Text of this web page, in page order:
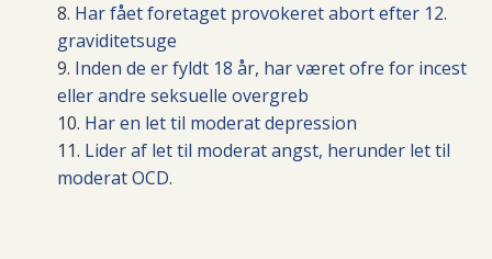
Har fået foretaget provokeret abort efter 12.
graviditetsuge
Inden de er fyldt 18 år, har været ofre for incest
eller andre seksuelle overgreb
Har en let til moderat depression
Lider af let til moderat angst, herunder let til
moderat OCD.